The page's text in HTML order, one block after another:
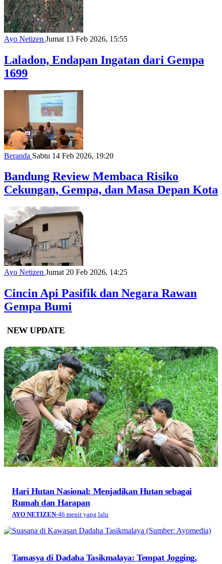
Ayo Netizen Jumat 13 Feb 2026, 15:55
Laladon, Endapan Ingatan dari Gempa
1699
Beranda Sabtu 14 Feb 2026, 19:20
Bandung Review Membaca Risiko
Cekungan, Gempa, dan Masa Depan Kota
Ayo Netizen Jumat 20 Feb 2026, 14:25
Cincin Api Pasifik dan Negara Rawan
Gempa Bumi
NEW UPDATE
Hari Hutan Nasional: Menjadikan Hutan sebagai
Rumah dan Harapan
AYO NETIZEN·46 menit yang lalu
Tamasya di Dadaha Tasikmalaya: Tempat Jogging,